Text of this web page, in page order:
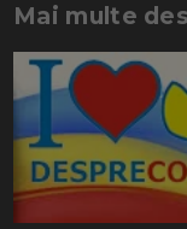
Mai multe